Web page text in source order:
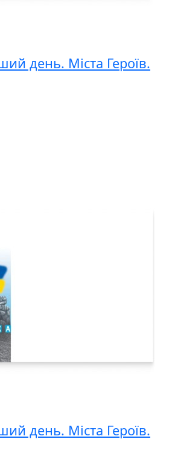
день. Міста Героїв.
день. Міста Героїв.